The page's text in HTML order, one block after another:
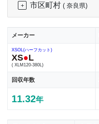
市区町村 ( 奈良県)
メーカー
XSOL(ハーフカット)
XS●L
( XLM120-380L)
回収年数
11.32年